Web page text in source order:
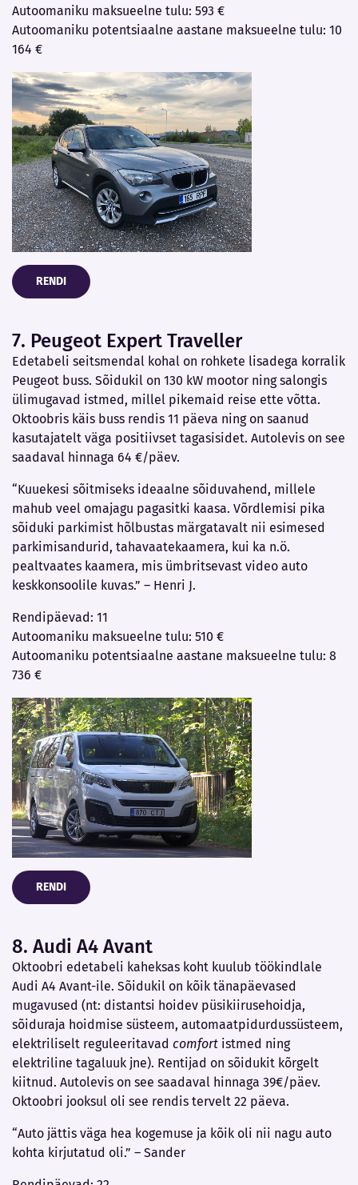
Autoomaniku maksueelne tulu: 593 €
Autoomaniku potentsiaalne aastane maksueelne tulu: 10
164 €
RENDI
7. Peugeot Expert Traveller
Edetabeli seitsmendal kohal on rohkete lisadega korralik
Peugeot buss. Sõidukil on 130 kW mootor ning salongis
ülimugavad istmed, millel pikemaid reise ette võtta.
Oktoobris käis buss rendis 11 päeva ning on saanud
kasutajatelt väga positiivset tagasisidet. Autolevis on see
saadaval hinnaga 64 €/päev.
“Kuuekesi sõitmiseks ideaalne sõiduvahend, millele
mahub veel omajagu pagasitki kaasa. Võrdlemisi pika
sõiduki parkimist hõlbustas märgatavalt nii esimesed
parkimisandurid, tahavaatekaamera, kui ka n.ö.
pealtvaates kaamera, mis ümbritsevast video auto
keskkonsoolile kuvas.” – Henri J.
Rendipäevad: 11
Autoomaniku maksueelne tulu: 510 €
Autoomaniku potentsiaalne aastane maksueelne tulu: 8
736 €
RENDI
8. Audi A4 Avant
Oktoobri edetabeli kaheksas koht kuulub töökindlale
Audi A4 Avant-ile. Sõidukil on kõik tänapäevased
mugavused (nt: distantsi hoidev püsikiirusehoidja,
sõiduraja hoidmise süsteem, automaatpidurdussüsteem,
elektriliselt reguleeritavad comfort istmed ning
elektriline tagaluuk jne). Rentijad on sõidukit kõrgelt
kiitnud. Autolevis on see saadaval hinnaga 39€/päev.
Oktoobri jooksul oli see rendis tervelt 22 päeva.
“Auto jättis väga hea kogemuse ja kõik oli nii nagu auto
kohta kirjutatud oli.” – Sander